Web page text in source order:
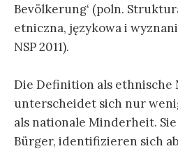
Bevölkerung‘ (poln.
etniczna, językowa i
NSP 2011).
Die Definition als
unterscheidet sich nur
als nationale Minderheit.
Bürger, identifizieren sich